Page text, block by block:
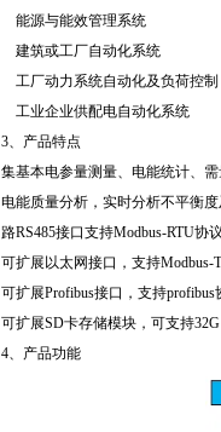
能源与能效管理系统
建筑或工厂自动化系统
工厂动力系统自动化及负荷控制
工业企业供配电自动化系统
3、产品特点
集基本电参量测量、电能统计、
电能质量分析，实时分析不平衡
路RS485接口支持Modbus-RTU协
可扩展以太网接口，支持Modbus-
可扩展Profibus接口，支持profibus
可扩展SD卡存储模块，可支持
4、产品功能